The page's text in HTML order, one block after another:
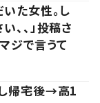
た女性。し
、、」投稿さ
ジで言うて
帰宅後→高1